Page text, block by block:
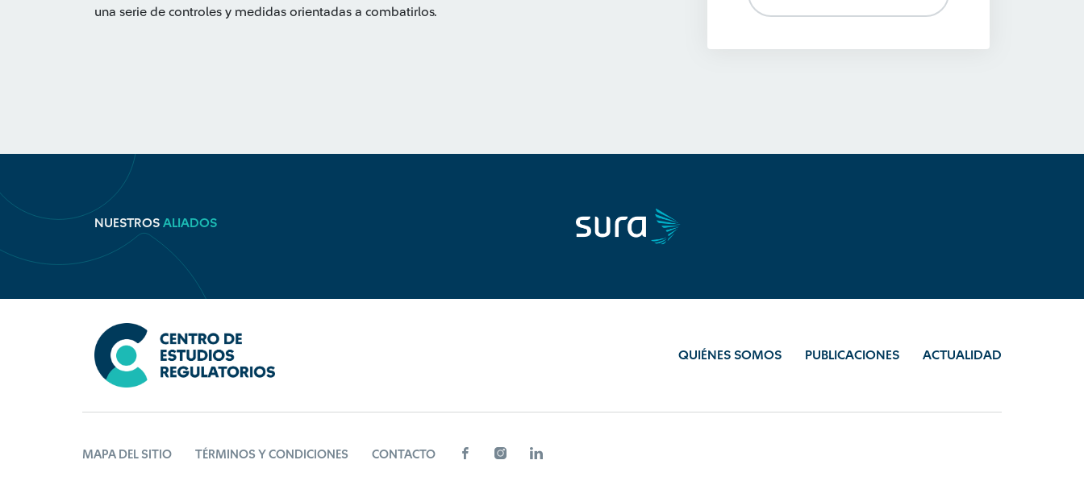
una serie de controles y medidas orientadas a combatirlos.
NUESTROS ALIADOS
QUIÉNES SOMOS PUBLICACIONES ACTUALIDAD
MAPA DEL SITIO TÉRMINOS Y CONDICIONES CONTACTO